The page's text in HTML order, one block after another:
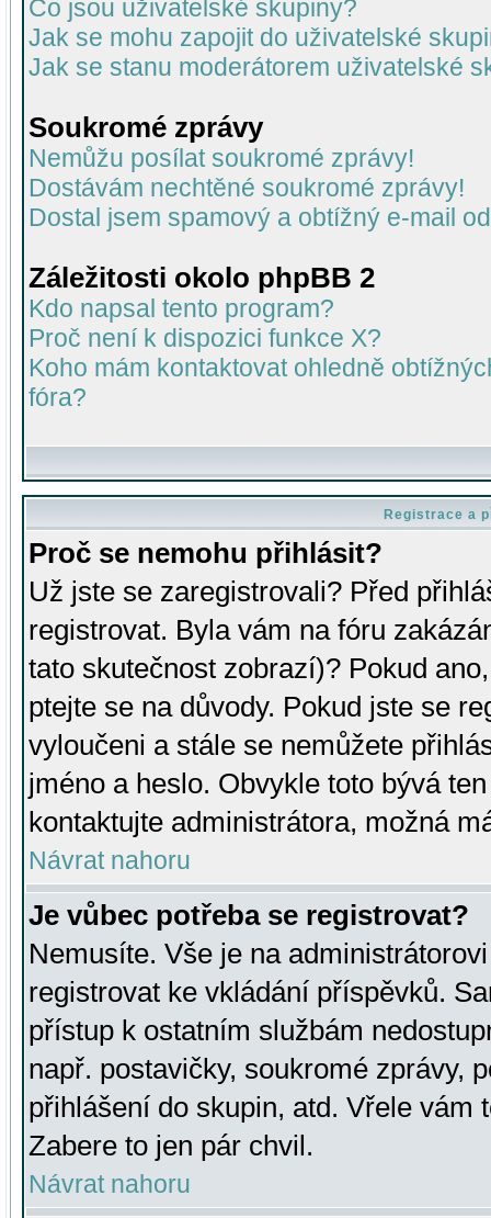
Co jsou uživatelské skupiny?
Jak se mohu zapojit do uživatelské
Jak se stanu moderátorem uživatelské
Soukromé zprávy
Nemůžu posílat soukromé zprávy!
Dostávám nechtěné soukromé zprávy!
Dostal jsem spamový a obtížný e-mail
Záležitosti okolo phpBB 2
Kdo napsal tento program?
Proč není k dispozici funkce X?
Koho mám kontaktovat ohledně
fóra?
Registrace a
Proč se nemohu přihlásit?
Už jste se zaregistrovali? Před
registrovat. Byla vám na fóru
tato skutečnost zobrazí)? Pokud
ptejte se na důvody. Pokud jste se
vyloučeni a stále se nemůžete
jméno a heslo. Obvykle toto bývá
kontaktujte administrátora, možná
Návrat nahoru
Je vůbec potřeba se registrovat?
Nemusíte. Vše je na
registrovat ke vkládání příspěvků.
přístup k ostatním službám
např. postavičky, soukromé zprávy,
přihlášení do skupin, atd. Vřele vám
Zabere to jen pár chvil.
Návrat nahoru